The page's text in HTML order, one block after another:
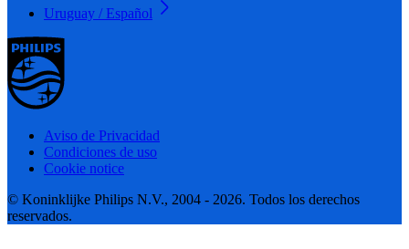
Uruguay / Español
Aviso de Privacidad
Condiciones de uso
Cookie notice
© Koninklijke Philips N.V., 2004 - 2026. Todos los derechos
reservados.